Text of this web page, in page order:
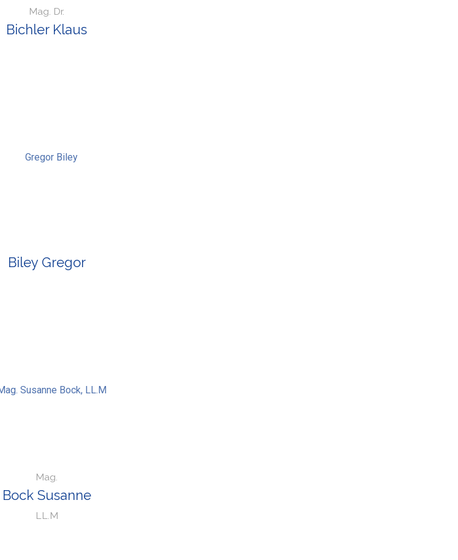
Mag. Dr.
Bichler Klaus
Biley Gregor
Mag.
Bock Susanne
LL.M